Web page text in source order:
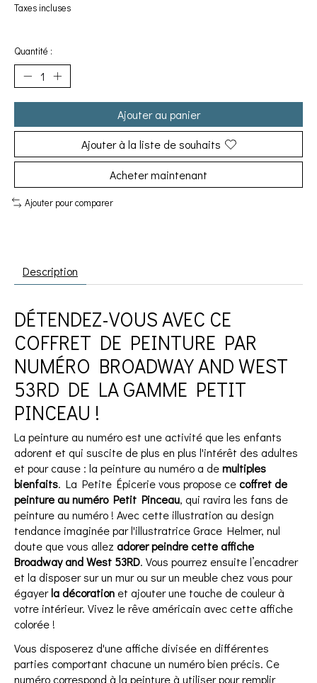
Taxes incluses
Quantité :
Ajouter au panier
Ajouter à la liste de souhaits
Acheter maintenant
Ajouter pour comparer
Description
DÉTENDEZ-VOUS AVEC CE
COFFRET DE PEINTURE PAR
NUMÉRO BROADWAY AND WEST
53RD DE LA GAMME PETIT
PINCEAU !
La peinture au numéro est une activité que les enfants
adorent et qui suscite de plus en plus l'intérêt des adultes
et pour cause : la peinture au numéro a demultiples
bienfaits. La Petite Épicerie vous propose cecoffret de
peinture au numéro Petit Pinceau, qui ravira les fans de
peinture au numéro ! Avec cette illustration au design
tendance imaginée par l'illustratrice Grace Helmer, nul
doute que vous allez adorer peindre cette affiche
Broadway and West 53RD. Vous pourrez ensuite l’encadrer
et la disposer sur un mur ou sur un meuble chez vous pour
égayerla décoration et ajouter une touche de couleur à
votre intérieur. Vivez le rêve américain avec cette affiche
colorée !
Vous disposerez d'une affiche divisée en différentes
parties comportant chacune un numéro bien précis. Ce
numéro correspond à la peinture à utiliser pour remplir